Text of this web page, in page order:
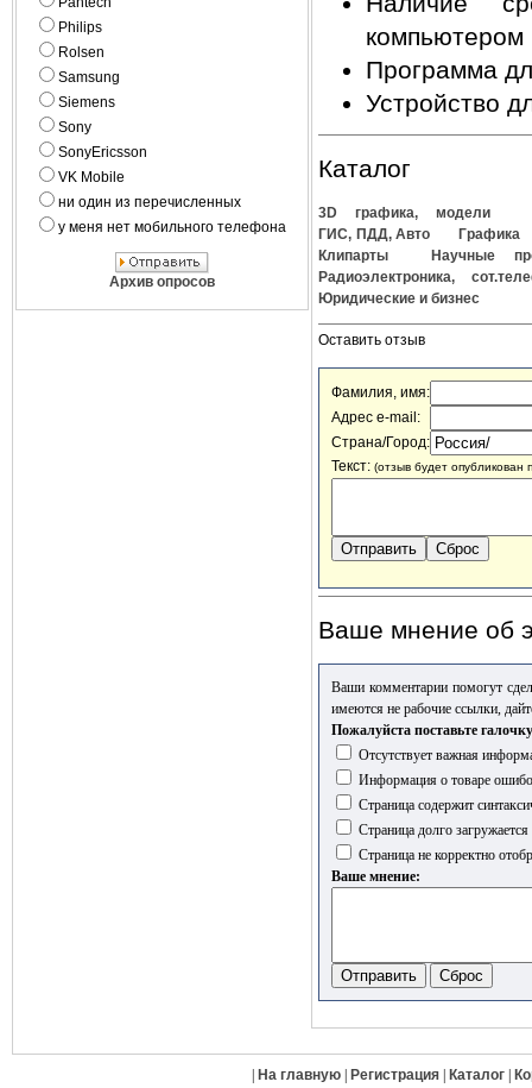
Philips
Rolsen
Samsung
Siemens
Sony
SonyEricsson
VK Mobile
ни один из перечисленных
у меня нет мобильного телефона
Архив опросов
компьютером
Программа
Устройство
Каталог
3D графика, модели
ГИС, ПДД, Авто
Графика
Клипарты
Научные
Радиоэлектроника,
Юридические и бизнес
Оставить отзыв
Фамилия, имя:
Адрес e-mail:
Страна/Город:
Текст: (отзыв будет опубликован
Ваше мнение об
Ваши комментарии помогут
имеются не рабочие ссылки,
Пожалуйста поставьте
Отсутствует важная
Информация о товаре
Страница содержит
Страница долго загружается
Страница не корректно
Ваше мнение:
На главную| Регистрация| Каталог|